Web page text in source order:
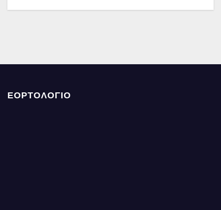
ΕΟΡΤΟΛΟΓΙΟ